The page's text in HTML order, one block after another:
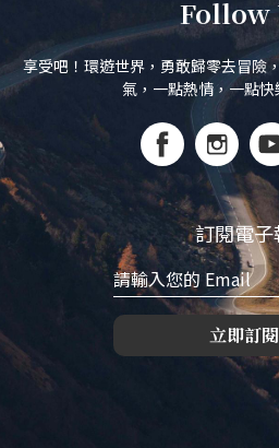
Follow
享受吧！環遊世界，勇敢歸零去冒險
氣，一點熱情，一點
訂閱電子
立即訂閱